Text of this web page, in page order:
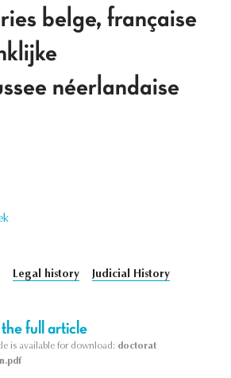
belge, française
néerlandaise
Legal history
Judicial History
the full article
is available for download: doctorat